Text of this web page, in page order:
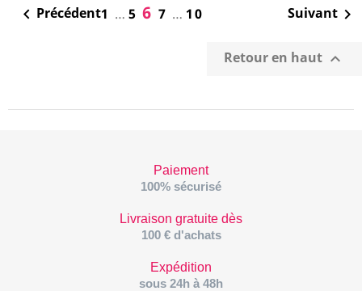
 Précédent1 … 5 6 7 … 10 Suivant 
Retour en haut 
Paiement
100% sécurisé
Livraison gratuite dès
100 € d'achats
Expédition
sous 24h à 48h